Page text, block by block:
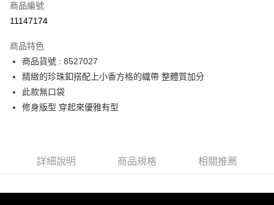
運送方式
宅配
每筆NT$90，滿NT$2,000(含以上)免運費
商品編號
11147174
商品特色
商品貨號 : 8527027
精緻的珍珠釦搭配上小香方格的織帶 整體質加分
此款無口袋
修身版型 穿起來優雅有型
詳細說明 商品規格 相關推薦